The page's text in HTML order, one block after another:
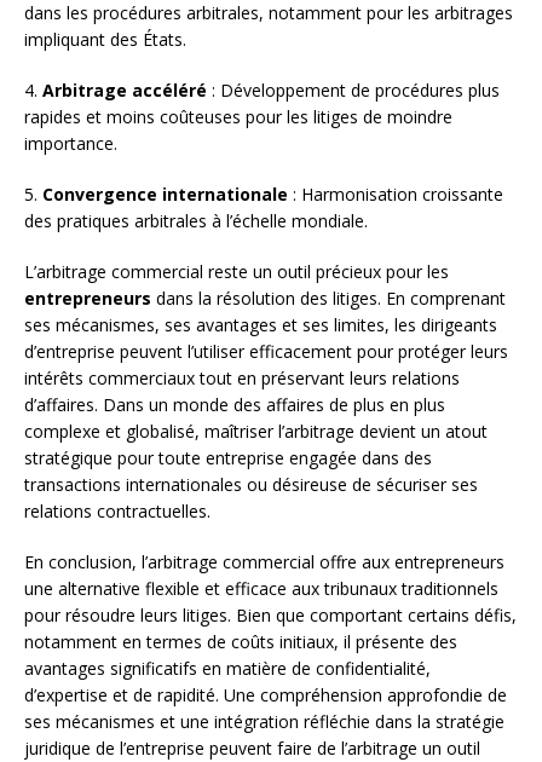
dans les procédures arbitrales, notamment pour les arbitrages
impliquant des États.
4. Arbitrage accéléré : Développement de procédures plus
rapides et moins coûteuses pour les litiges de moindre
importance.
5. Convergence internationale : Harmonisation croissante
des pratiques arbitrales à l’échelle mondiale.
L’arbitrage commercial reste un outil précieux pour les
entrepreneurs dans la résolution des litiges. En comprenant
ses mécanismes, ses avantages et ses limites, les dirigeants
d’entreprise peuvent l’utiliser efficacement pour protéger leurs
intérêts commerciaux tout en préservant leurs relations
d’affaires. Dans un monde des affaires de plus en plus
complexe et globalisé, maîtriser l’arbitrage devient un atout
stratégique pour toute entreprise engagée dans des
transactions internationales ou désireuse de sécuriser ses
relations contractuelles.
En conclusion, l’arbitrage commercial offre aux entrepreneurs
une alternative flexible et efficace aux tribunaux traditionnels
pour résoudre leurs litiges. Bien que comportant certains défis,
notamment en termes de coûts initiaux, il présente des
avantages significatifs en matière de confidentialité,
d’expertise et de rapidité. Une compréhension approfondie de
ses mécanismes et une intégration réfléchie dans la stratégie
juridique de l’entreprise peuvent faire de l’arbitrage un outil